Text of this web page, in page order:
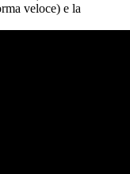
veloce) e la